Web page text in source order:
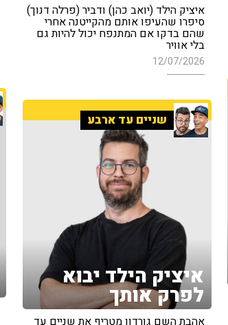
איציק הילד (יואב כהן) ודביר (פרלה דנוך)
סיפרו שהעיפו אותם מהקייטנה אחרי
שהם בדקו אם המתנפח יכול להיות גם
בלי אוויר
12/07/2026
שניים עד ארבע
איציק הילד יבוא
לפרק אותך
אהבת השם גורדון מטריף את שניים עד